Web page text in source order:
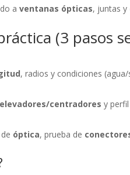
aventanas ópticas, juntas y
(3 pasos
, radios y condiciones
elevadores/centradores y
óptica, prueba de